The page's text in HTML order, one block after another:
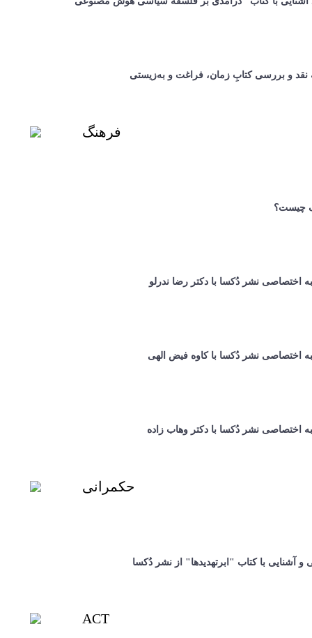
نقد و بررسی کتابِ زمان، فراغت و به‌زیستی
فرهنگ
چیست؟
اختصاصی نشر دُکسا با دکتر رضا ندرلو
اختصاصی نشر دُکسا با کاوه فیض الهی
اختصاصی نشر دُکسا با دکتر وهاب زاده
حکمرانی
و آشنایی با کتاب "ابرتهدیدها" از نشر دُکسا
ACT